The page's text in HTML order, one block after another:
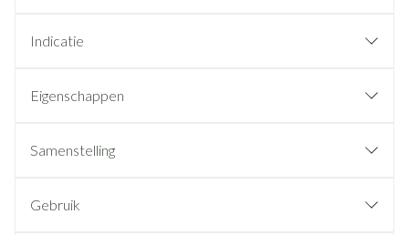
Indicatie
Eigenschappen
Samenstelling
Gebruik